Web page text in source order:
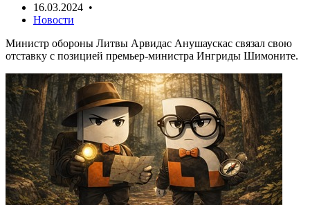
16.03.2024 •
Новости
Министр обороны Литвы Арвидас Анушаускас связал свою
отставку с позицией премьер-министра Ингриды Шимоните.